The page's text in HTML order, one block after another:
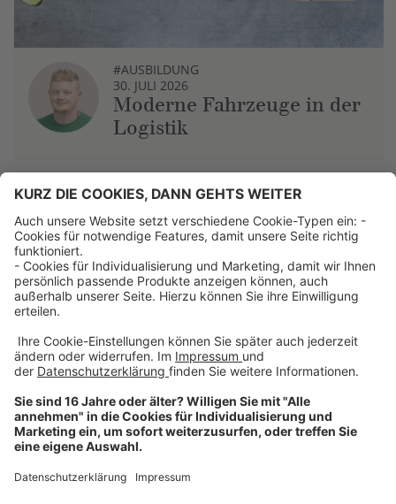
#AUSBILDUNG
30. JULI 2026
Moderne Fahrzeuge in der
Logistik
Über uns
Dehner Unternehmen
Jobs bei Dehner